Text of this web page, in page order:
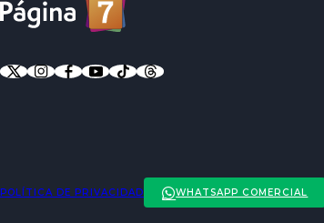
POLÍTICA DE PRIVACIDAD WHATSAPP COMERCIAL